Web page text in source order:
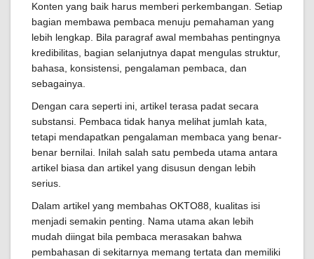
Konten yang baik harus memberi perkembangan. Setiap
bagian membawa pembaca menuju pemahaman yang
lebih lengkap. Bila paragraf awal membahas pentingnya
kredibilitas, bagian selanjutnya dapat mengulas struktur,
bahasa, konsistensi, pengalaman pembaca, dan
sebagainya.
Dengan cara seperti ini, artikel terasa padat secara
substansi. Pembaca tidak hanya melihat jumlah kata,
tetapi mendapatkan pengalaman membaca yang benar-
benar bernilai. Inilah salah satu pembeda utama antara
artikel biasa dan artikel yang disusun dengan lebih
serius.
Dalam artikel yang membahas OKTO88, kualitas isi
menjadi semakin penting. Nama utama akan lebih
mudah diingat bila pembaca merasakan bahwa
pembahasan di sekitarnya memang tertata dan memiliki